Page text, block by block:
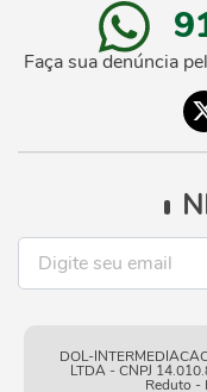
Faça sua denúncia
DOL-
LTDA - CNPJ
Reduto -